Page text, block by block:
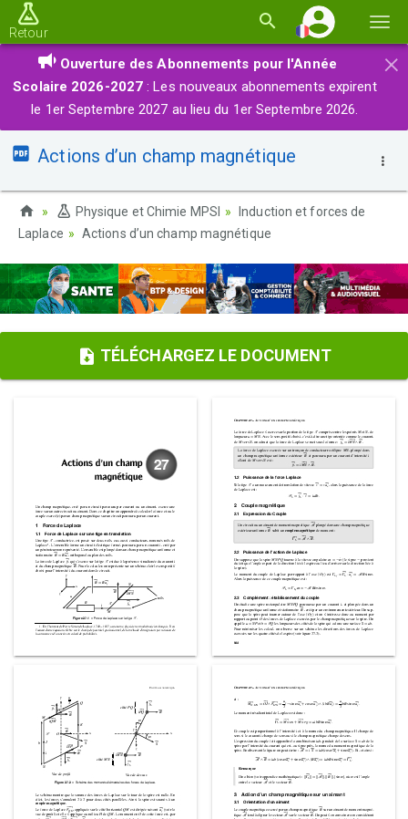
la
Retour
×
Ouverture des Abonnements pour l'Année
Scolaire 2026-2027 : Les nouveaux abonnements expirent
le 1er Septembre 2027 au lieu du 1er Septembre 2026.
Actions d’un champ magnétique
Physique et Chimie MPSI
Induction et forces de
Laplace
Actions d’un champ magnétique
TÉLÉCHARGEZ LE DOCUMENT